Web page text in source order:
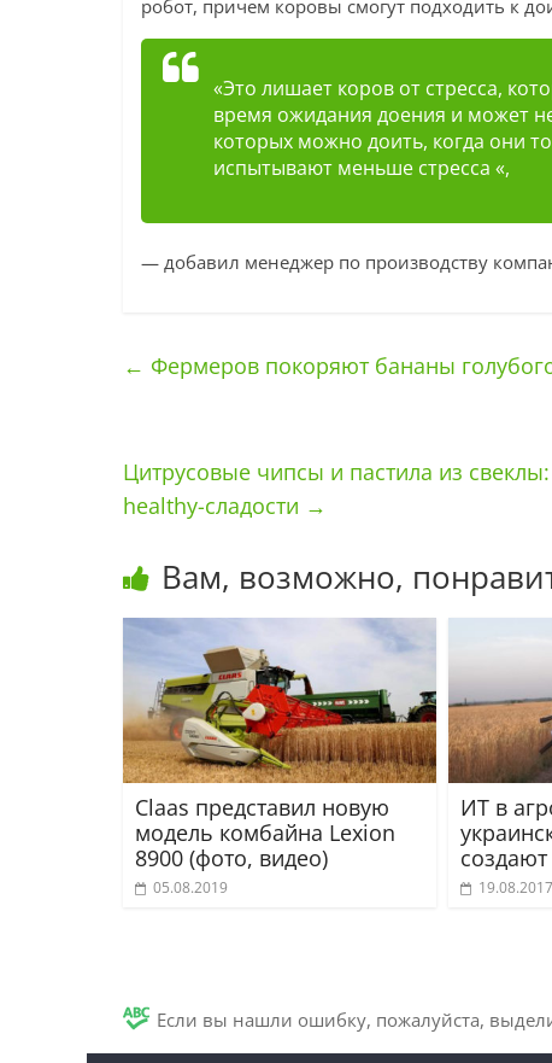
робот, причем коровы смогут подходить к
«Это лишает коров от стресса,
время ожидания доения и может
которых можно доить, когда они
испытывают меньше стресса «,
— добавил менеджер по производству
← Фермеров покоряют бананы
Цитрусовые чипсы и пастила из
healthy-сладости →
Вам, возможно,
Claas представил новую
модель комбайна Lexion
8900 (фото, видео)
05.08.2019
ИТ в
19.08.2017
Если вы нашли ошибку, пожалуйста,